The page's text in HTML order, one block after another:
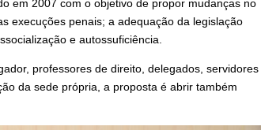
em 2007 com o objetivo de propor mudanças no
execuções penais; a adequação da legislação
e autossuficiência.
professores de direito, delegados, servidores
da sede própria, a proposta é abrir também